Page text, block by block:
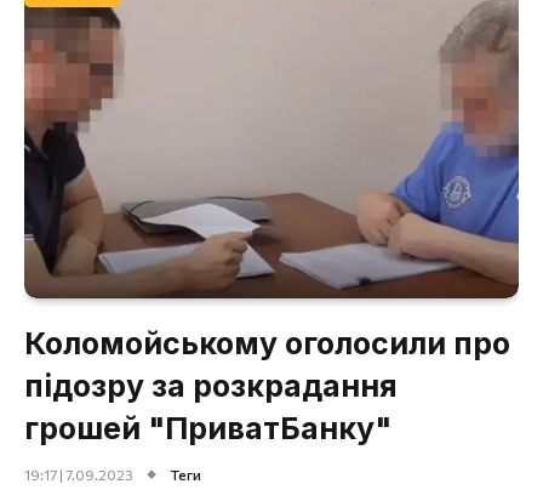
Коломойському оголосили про
підозру за розкрадання
грошей "ПриватБанку"
19:17 | 7.09.2023 Теги